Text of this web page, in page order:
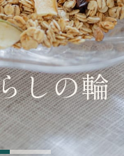
しの輪